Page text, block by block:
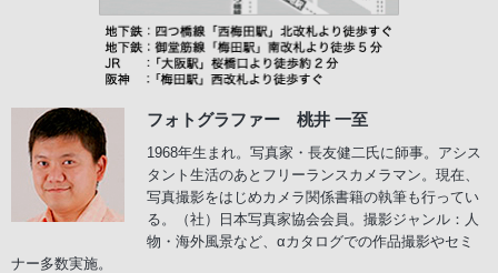
フォトグラファー 桃井 一至
1968年生まれ。写真家・長友健二氏に師事。アシス
タント生活のあとフリーランスカメラマン。現在、
写真撮影をはじめカメラ関係書籍の執筆も行ってい
る。（社）日本写真家協会会員。撮影ジャンル：人
物・海外風景など、αカタログでの作品撮影やセミ
ナー多数実施。